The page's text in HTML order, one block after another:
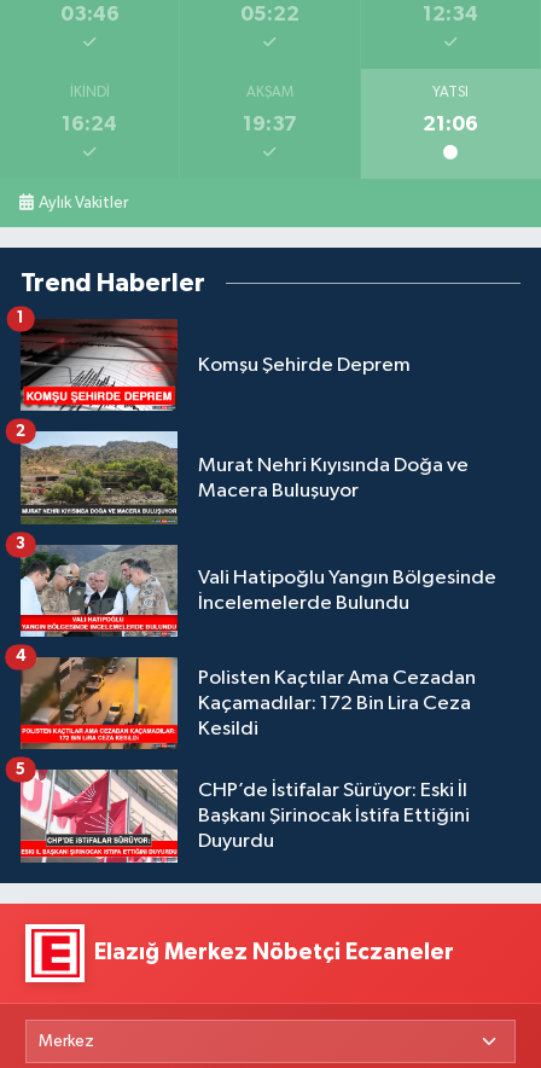
03:46 05:22 12:34
İKINDI
16:24
AKŞAM
19:37
YATSI
21:06
Aylık Vakitler
Trend Haberler
Komşu Şehirde Deprem
1
Murat Nehri Kıyısında Doğa ve
Macera Buluşuyor
2
Vali Hatipoğlu Yangın Bölgesinde
İncelemelerde Bulundu
3
Polisten Kaçtılar Ama Cezadan
Kaçamadılar: 172 Bin Lira Ceza
Kesildi
4
CHP’de İstifalar Sürüyor: Eski İl
Başkanı Şirinocak İstifa Ettiğini
Duyurdu
5
Elazığ Merkez Nöbetçi Eczaneler